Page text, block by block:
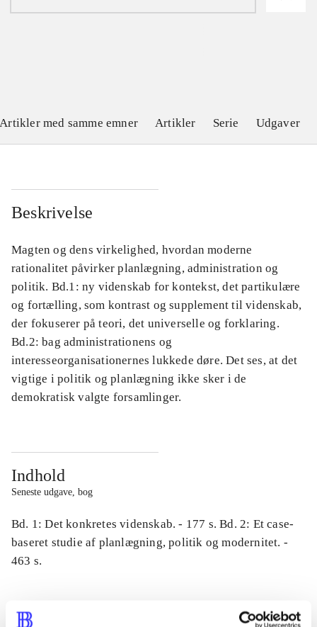
Artikler med samme emner Artikler Serie Udgaver
Beskrivelse
Magten og dens virkelighed, hvordan moderne
rationalitet påvirker planlægning, administration og
politik. Bd.1: ny videnskab for kontekst, det partikulære
og fortælling, som kontrast og supplement til videnskab,
der fokuserer på teori, det universelle og forklaring.
Bd.2: bag administrationens og
interesseorganisationernes lukkede døre. Det ses, at det
vigtige i politik og planlægning ikke sker i de
demokratisk valgte forsamlinger.
Indhold
Seneste udgave, bog
Bd. 1: Det konkretes videnskab. - 177 s. Bd. 2: Et case-
baseret studie af planlægning, politik og modernitet. -
463 s.